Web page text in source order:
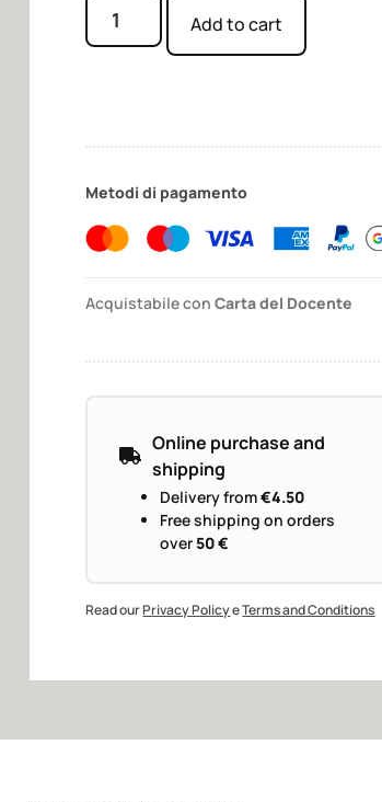
Add to cart
Metodi di pagamento
Acquistabile conCarta del Docente
Online purchase and
shipping
Delivery from€4.50
Free shipping on orders
over 50 €
Read ourPrivacy PolicyeTerms and Conditions